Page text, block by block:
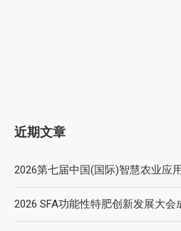
近期文章
2026第七届中国(国际)智慧农业应
2026 SFA功能性特肥创新发展大会